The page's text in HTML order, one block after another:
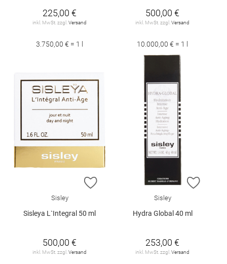
225,00 €
inkl. MwSt. zzgl. Versand
3.750,00 € = 1 l
500,00 €
inkl. MwSt. zzgl. Versand
10.000,00 € = 1 l
ZUR WUNSCHLISTE HINZUFÜGEN
Sisley
Sisleya L`Integral 50 ml
500,00 €
inkl. MwSt. zzgl. Versand
ZUR
Sisley
Hydra Global 40 ml
253,00 €
inkl. MwSt. zzgl. Versand